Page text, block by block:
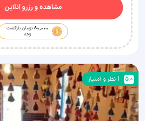
مشاهده و رزرو آنلاین
80,000 تومان بازگشت
وجه
5.0
1 نظر و امتیاز